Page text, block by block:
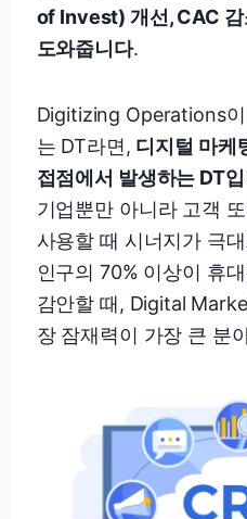
of Invest) 개선, CAC 감
도와줍니다.
Digitizing Operations
는 DT라면, 디지털 마케
접점에서 발생하는 DT
기업뿐만 아니라 고객
사용할 때 시너지가 극
인구의 70% 이상이 휴
감안할 때, Digital
장 잠재력이 가장 큰 분